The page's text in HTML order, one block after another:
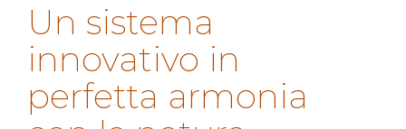
Un sistema
innovativo in
perfetta armonia